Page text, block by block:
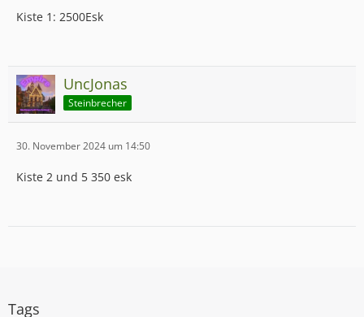
Kiste 1: 2500Esk
UncJonas
Steinbrecher
30. November 2024 um 14:50
Kiste 2 und 5 350 esk
Tags